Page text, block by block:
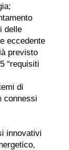
delle
eccedente
previsto
“requisiti
di
connessi
innovativi